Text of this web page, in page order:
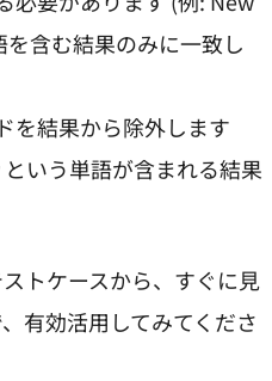
含む結果のみに一致し
を結果から除外します
いう単語が含まれる結果
トケースから、すぐに見
有効活用してみてくださ